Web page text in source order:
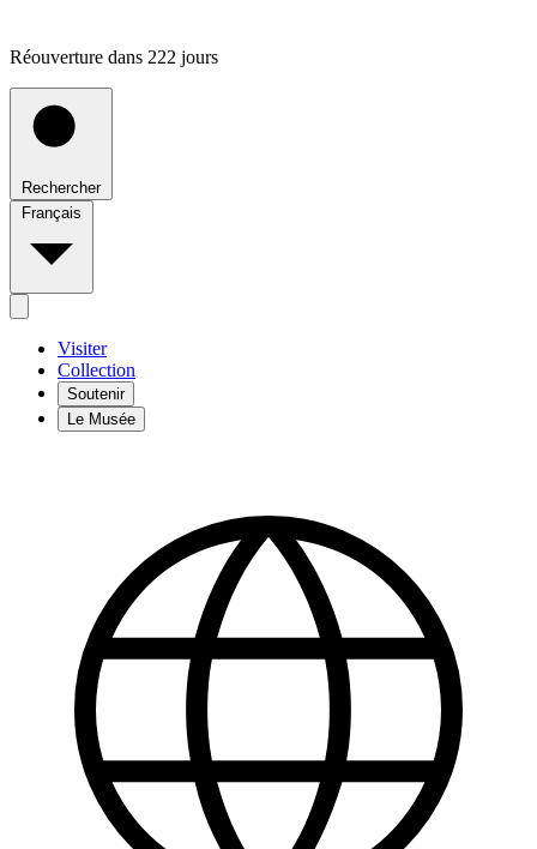
Réouverture dans 222 jours
Rechercher
Français
Visiter
Collection
Soutenir
Le Musée